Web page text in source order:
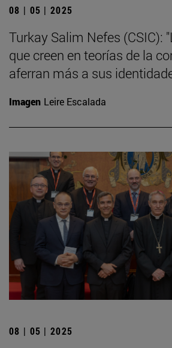
08 | 05 | 2025
Turkay Salim Nefes (CSIC):
que creen en teorías de la
aferran más a sus
Imagen Leire Escalada
08 | 05 | 2025